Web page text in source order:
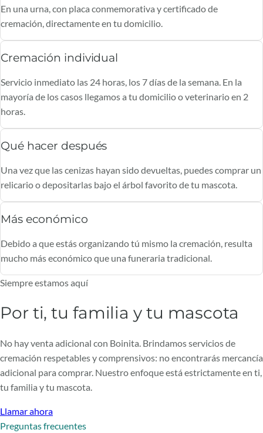
En una urna, con placa conmemorativa y certificado de
cremación, directamente en tu domicilio.
Cremación individual
Servicio inmediato las 24 horas, los 7 días de la semana. En la
mayoría de los casos llegamos a tu domicilio o veterinario en 2
horas.
Qué hacer después
Una vez que las cenizas hayan sido devueltas, puedes comprar un
relicario o depositarlas bajo el árbol favorito de tu mascota.
Más económico
Debido a que estás organizando tú mismo la cremación, resulta
mucho más económico que una funeraria tradicional.
Siempre estamos aquí
Por ti, tu familia y tu mascota
No hay venta adicional con Boinita. Brindamos servicios de
cremación respetables y comprensivos: no encontrarás mercancía
adicional para comprar. Nuestro enfoque está estrictamente en ti,
tu familia y tu mascota.
Llamar ahora
Preguntas frecuentes